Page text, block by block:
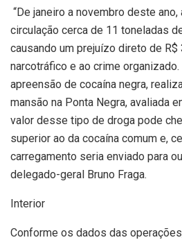
“De janeiro a novembro deste ano,
circulação cerca de 11 toneladas
causando um prejuízo direto de
narcotráfico e ao crime
apreensão de cocaína negra,
mansão na Ponta Negra, avaliada
valor desse tipo de droga pode
superior ao da cocaína comum e,
carregamento seria enviado para
delegado-geral Bruno Fraga.
Interior
Conforme os dados das